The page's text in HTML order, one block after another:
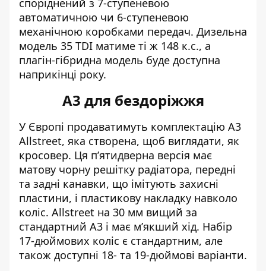
споріднений з 7-ступеневою
автоматичною чи 6-ступеневою
механічною коробками передач. Дизельна
модель 35 TDI матиме ті ж 148 к.с., а
плагін-гібридна модель буде доступна
наприкінці року.
А3 для бездоріжжя
У Європі продаватимуть комплектацію A3
Allstreet, яка створена, щоб виглядати, як
кросовер. Ця п’ятидверна версія має
матову чорну решітку радіатора, передні
та задні канавки, що імітують захисні
пластини, і пластикову накладку навколо
коліс. Allstreet на 30 мм вищий за
стандартний A3 і має м’якший хід. Набір
17-дюймових коліс є стандартним, але
також доступні 18- та 19-дюймові варіанти.